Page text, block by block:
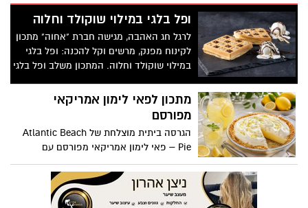
ופל בלגי במילוי שוקולד וחלוה
לרגל חג האהבה, מגישה חברת "אחוה" מתכון
לקינוח מפנק, מרשים וקל להכנה: ופל בלגי
במילוי שוקולד וחלוה. המתכון משלב ופל בלגי
וממרח טחינה בטעם שוקולד ללא תוספת
סוכר של אחוה, היוצרים שילוב טעמים מענג
בין מתיקות השוקולד לעומק הטעם הייחודי
של החלוה. המתכון פשוט ומהיר להכנה, אינו
דורש מיומנות מיוחדת ומתאים לכל מי
שמעוניין להפתיע את בן או בת הזוג במחווה
מתוקה ומיוחדת. בין אם מדובר בארוחת בוקר
מפנקת, קינוח לארוחה רומנטית או פינוק זוגי
מתכון לפאי לימון אמריקאי
מפורסם
הגרסה ביתית מוצלחת של Atlantic Beach
Pie – פאי לימון אמריקאי מפורסם עם
תחתית מלוחה-מתוקה מקרקרים, קרם לימון
עשיר וקצפת. זהו אחד הקינוחים האהובים
ביותר של הקיץ